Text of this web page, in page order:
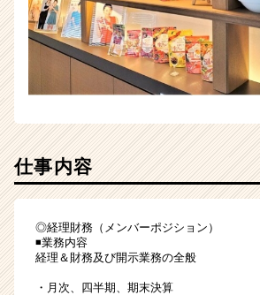
仕事内容
◎経理財務（メンバーポジション）
◾️業務内容
経理＆財務及び開示業務の全般
・月次、四半期、期末決算